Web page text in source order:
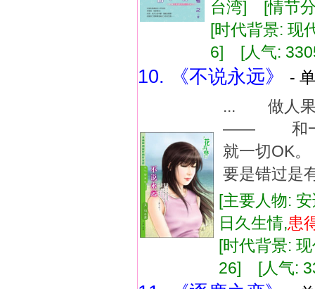
台湾] [情节
[时代背景:
6] [人气:
10. 《不说永远》
-
... 做人果
—— 和一个
就一切OK
要是错过
[主要人物:
日久生情,患
[时代背景:
26] [人气: